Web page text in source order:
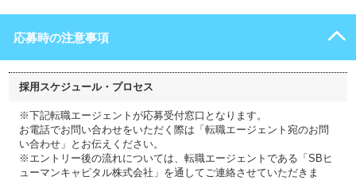
応募時の注意事項
採用スケジュール・プロセス
※下記転職エージェントが応募受付窓口となります。
お電話でお問い合わせをいただく際は「転職エージェント宛のお問
い合わせ」とお伝えください。
※エントリー後の流れについては、転職エージェントである「SBヒ
ューマンキャピタル株式会社」を通してご連絡させていただきま